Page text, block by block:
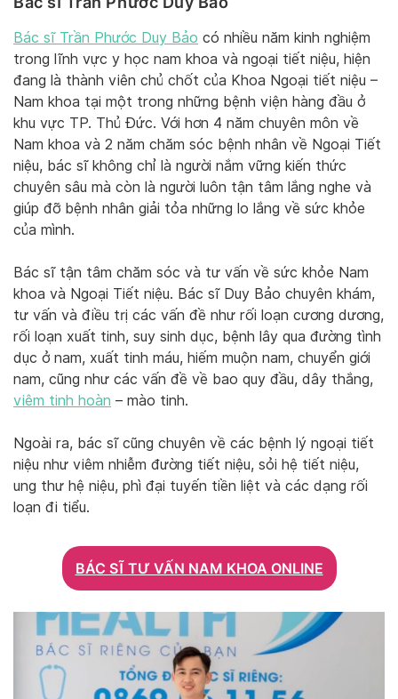
Bác sĩ Trần Phước Duy Bảo có nhiều năm kinh nghiệm
trong lĩnh vực y học nam khoa và ngoại tiết niệu, hiện
đang là thành viên chủ chốt của Khoa Ngoại tiết niệu –
Nam khoa tại một trong những bệnh viện hàng đầu ở
khu vực TP. Thủ Đức. Với hơn 4 năm chuyên môn về
Nam khoa và 2 năm chăm sóc bệnh nhân về Ngoại Tiết
niệu, bác sĩ không chỉ là người nắm vững kiến thức
chuyên sâu mà còn là người luôn tận tâm lắng nghe và
giúp đỡ bệnh nhân giải tỏa những lo lắng về sức khỏe
của mình.
Bác sĩ tận tâm chăm sóc và tư vấn về sức khỏe Nam
khoa và Ngoại Tiết niệu. Bác sĩ Duy Bảo chuyên khám,
tư vấn và điều trị các vấn đề như rối loạn cương dương,
rối loạn xuất tinh, suy sinh dục, bệnh lây qua đường tình
dục ở nam, xuất tinh máu, hiếm muộn nam, chuyển giới
nam, cũng như các vấn đề về bao quy đầu, dây thắng,
viêm tinh hoàn – mào tinh.
Ngoài ra, bác sĩ cũng chuyên về các bệnh lý ngoại tiết
niệu như viêm nhiễm đường tiết niệu, sỏi hệ tiết niệu,
ung thư hệ niệu, phì đại tuyến tiền liệt và các dạng rối
loạn đi tiểu.
BÁC SĨ TƯ VẤN NAM KHOA ONLINE